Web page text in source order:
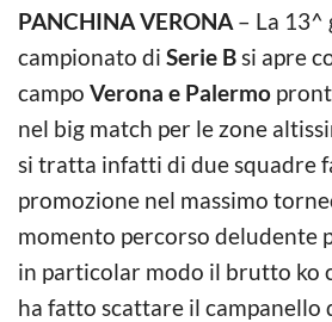
PANCHINA VERONA – La 13^
campionato di Serie Bsi apre
campo Verona e Palermo
nel big match per le zone
si tratta infatti di due squadre
promozione nel massimo
momento percorso deludente
in particolar modo il brutto ko
ha fatto scattare il campanello